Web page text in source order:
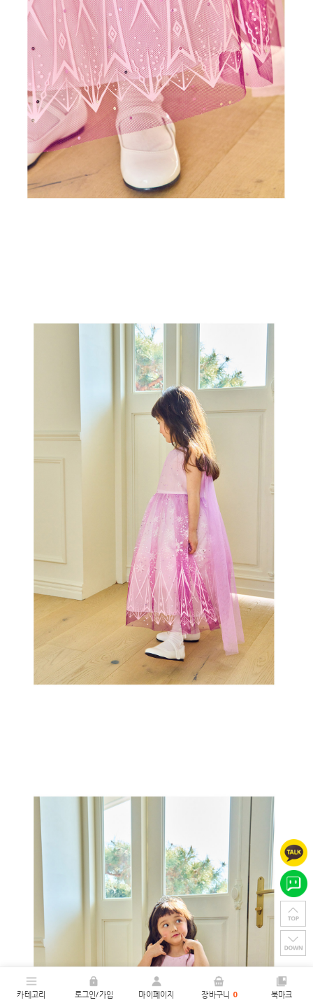
카테고리 로그인/가입 마이페이지 장바구니 0 북마크